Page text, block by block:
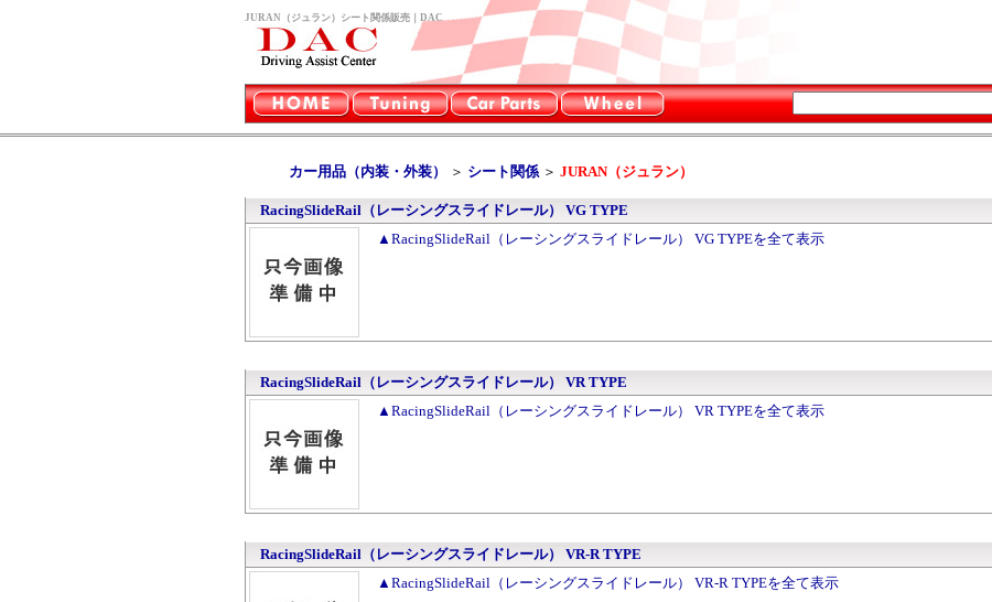
JURAN（ジュラン）シート関係販売｜DAC
カー用品（内装・外装） ＞ シート関係 ＞ JURAN（ジュラン）
RacingSlideRail（レーシングスライドレール） VG TYPE
▲RacingSlideRail（レーシングスライドレール） VG TYPEを全て表示
RacingSlideRail（レーシングスライドレール） VR TYPE
▲RacingSlideRail（レーシングスライドレール） VR TYPEを全て表示
RacingSlideRail（レーシングスライドレール） VR-R TYPE
▲RacingSlideRail（レーシングスライドレール） VR-R TYPEを全て表示